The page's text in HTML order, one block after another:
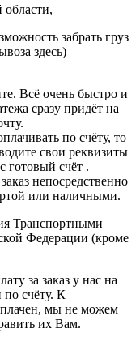
забрать груз
здесь)
Всё очень быстро и
сразу придёт на
по счёту, то
свои реквизиты
готовый счёт .
непосредственно
или наличными.
Транспортными
Федерации (кроме
за заказ у нас на
по счёту. К
мы не можем
их Вам.